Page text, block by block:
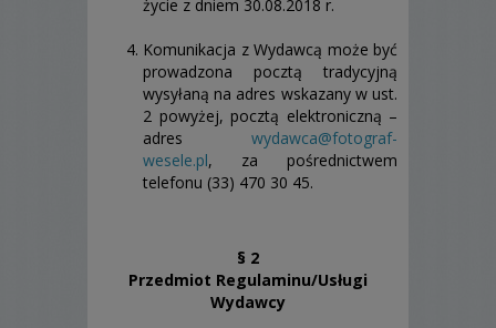
życie z dniem 30.08.2018 r.
Komunikacja z Wydawcą może być
prowadzona pocztą tradycyjną
wysyłaną na adres wskazany w ust.
2 powyżej, pocztą elektroniczną –
adres wydawca@fotograf-
wesele.pl, za pośrednictwem
telefonu (33) 470 30 45.
§ 2
Przedmiot Regulaminu/Usługi
Wydawcy